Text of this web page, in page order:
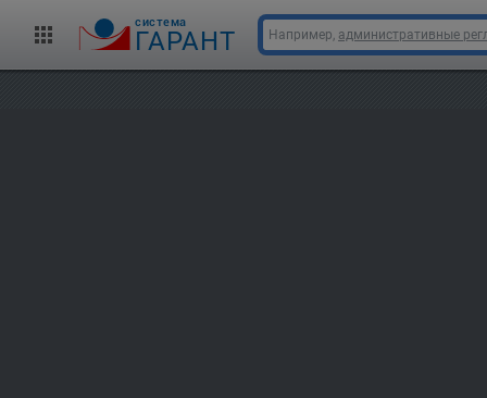
cистема
ГАРАНТ Например, административные